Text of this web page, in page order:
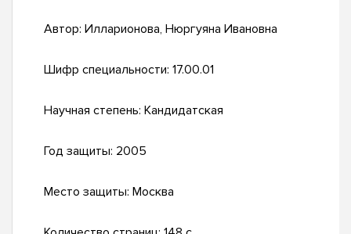
Автор: Илларионова, Нюргуяна Ивановна
Шифр специальности: 17.00.01
Научная степень: Кандидатская
Год защиты: 2005
Место защиты: Москва